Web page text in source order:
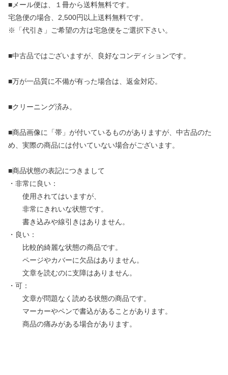
■メール便は、１冊から送料無料です。
宅急便の場合、2,500円以上送料無料です。
※「代引き」ご希望の方は宅急便をご選択下さい。
■中古品ではございますが、良好なコンディションです。
■万が一品質に不備が有った場合は、返金対応。
■クリーニング済み。
■商品画像に「帯」が付いているものがありますが、中古品のた
め、実際の商品には付いていない場合がございます。
■商品状態の表記につきまして
・非常に良い：
使用されてはいますが、
非常にきれいな状態です。
書き込みや線引きはありません。
・良い：
比較的綺麗な状態の商品です。
ページやカバーに欠品はありません。
文章を読むのに支障はありません。
・可：
文章が問題なく読める状態の商品です。
マーカーやペンで書込があることがあります。
商品の痛みがある場合があります。